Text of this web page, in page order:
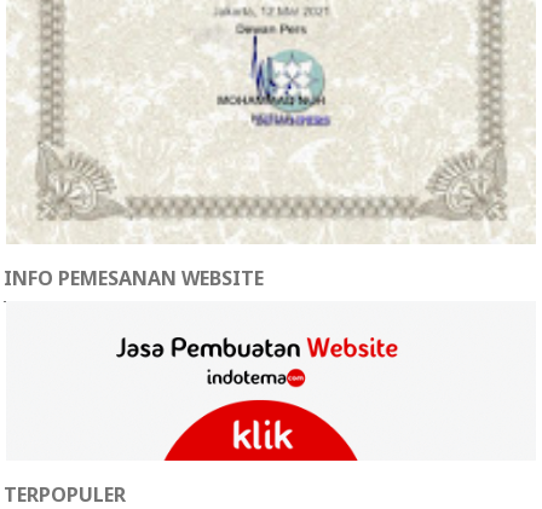
INFO PEMESANAN WEBSITE
TERPOPULER